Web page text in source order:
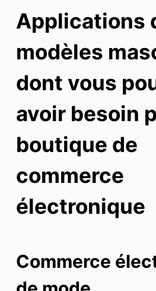
Applications
modèles
dont vous
avoir besoin
boutique de
commerce
électronique
Commerce